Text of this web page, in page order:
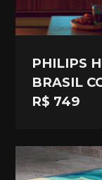
PHILIPS
BRASIL
R$ 749